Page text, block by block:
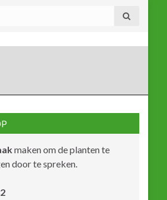
maken om de planten te
door te spreken.